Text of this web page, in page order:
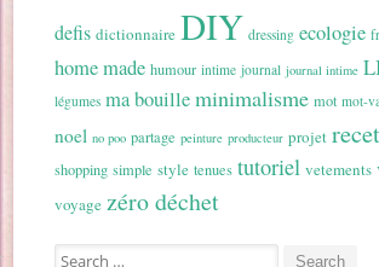
defis dictionnaire DIY dressing ecologie
home made humour intime journal journal intime
légumes ma bouilleminimalisme mot mot-
noel no poo partage peinture producteur projet
shopping simple style tenues tutoriel vetements
voyage zéro déchet
Search for: